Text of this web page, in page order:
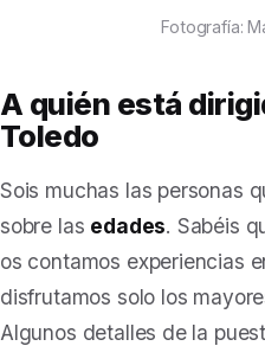
Fotografía:
A quién está
Toledo
Sois muchas las personas
sobre las edades. Sabéis
os contamos experiencias
disfrutamos solo los
Algunos detalles de la